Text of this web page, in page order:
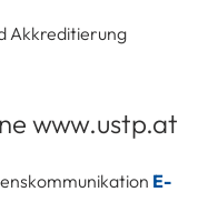
Akkreditierung
www.ustp.at
E-